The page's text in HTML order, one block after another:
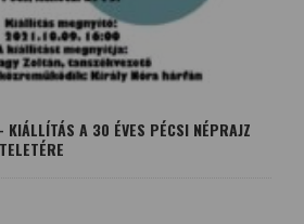
A 30 ÉVES PÉCSI NÉPRAJZ